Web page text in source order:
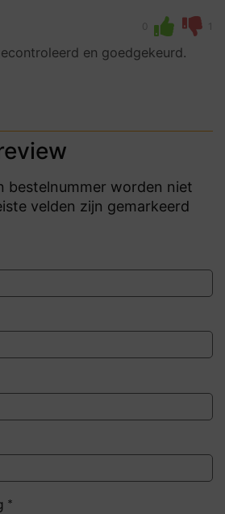
0 1
en goedgekeurd.
bestelnummer worden niet
velden zijn gemarkeerd
*